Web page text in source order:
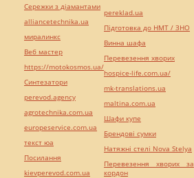
Сережки з діамантами
alliancetechnika.ua
миралинкс
Веб мастер
https://motokosmos.ua/
Синтезатори
perevod.agency
agrotechnika.com.ua
europeservice.com.ua
текст юа
Посилання
kievperevod.com.ua
pereklad.ua
Підготовка до НМТ / ЗНО
Винна шафа
Перевезення хворих
hospice-life.com.ua/
mk-translations.ua
maltina.com.ua
Шафи купе
Брендові сумки
Натяжні стелі Nova Stelya
Перевезення хворих за
кордон